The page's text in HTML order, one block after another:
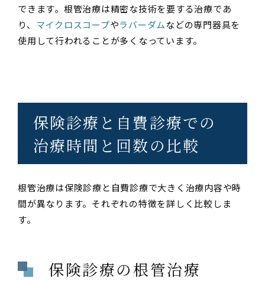
できます。根管治療は精密な技術を要する治療であ
り、 マイクロスコープやラバーダムなどの専門器具を
使用して行われることが多くなっています。
保険診療と自費診療での
治療時間と回数の比較
根管治療は保険診療と自費診療で大きく治療内容や時
間が異なります。それぞれの特徴を詳しく比較しま
す。
保険診療の根管治療